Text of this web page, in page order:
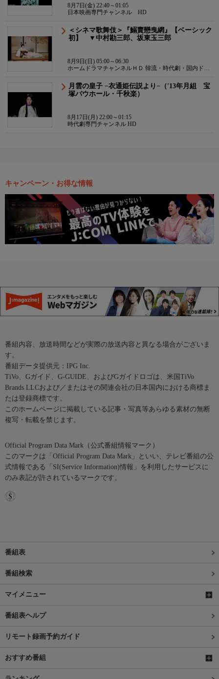
8月7日(金) 22:40～01:05
日本映画専門チャンネル HD
＜シネマ歌舞伎＞『鰯賣戀曳網』【ベーシック
初】 ▼中村勘三郎、坂東玉三郎
8月9日(日) 05:00～06:30
ホームドラマチャンネルＨＤ 韓流・時代劇・国内ドラ
月雲の皇子 −衣通姫伝説より−（'13年月組 宝
塚バウホール・千秋楽）
8月17日(月) 22:00～01:15
時代劇専門チャンネル HD
キャンペーン・お得な情報
番組内容、放送時間などが実際の放送内容と異なる場合がございま
す。
番組データ提供元：IPG Inc.
TiVo、Gガイド、G-GUIDE、およびGガイドロゴは、米国TiVo
Brands LLCおよび／またはその関連会社の日本国内における商標ま
たは登録商標です。
このホームページに掲載している記事・写真等あらゆる素材の無断
複写・転載を禁じます。
Official Program Data Mark（公式番組情報マーク）
このマークは「Official Program Data Mark」といい、テレビ番組の公
式情報である「SI(Service Information)情報」を利用したサービスに
のみ表記が許されているマークです。
番組表
番組検索
マイメニュー
番組表ヘルプ
リモート録画予約ガイド
おすすめ番組